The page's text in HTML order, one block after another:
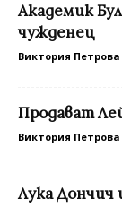
Академик
чужденец
Виктория Петрова
Продават
Виктория Петрова
Лука Дончич